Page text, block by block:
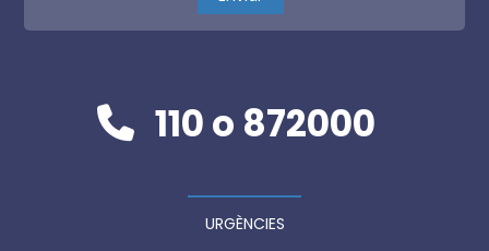
110 o 872000
URGÈNCIES